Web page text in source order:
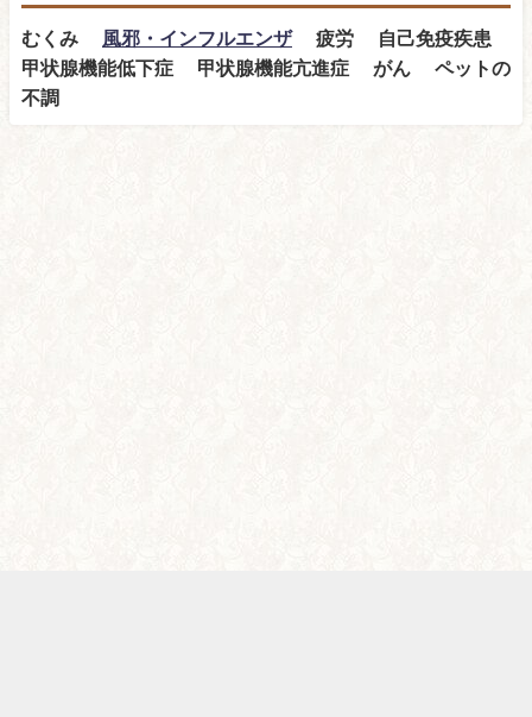
むくみ 風邪・インフルエンザ疲労 自己免疫疾患
甲状腺機能低下症 甲状腺機能亢進症 がん ペットの
不調